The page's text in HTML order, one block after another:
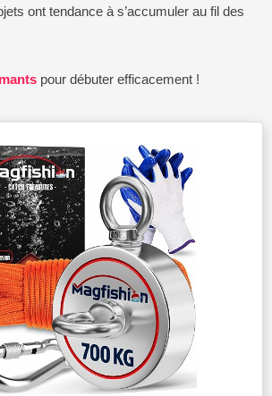
ont tendance à s’accumuler au fil des
pour débuter efficacement !